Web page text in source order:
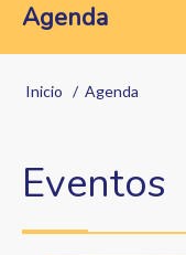
Agenda
Sobrescribir
ayuda
a
Inicio Agenda
Eventos